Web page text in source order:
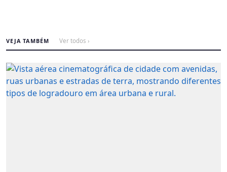
VEJA TAMBÉM Ver todos ›